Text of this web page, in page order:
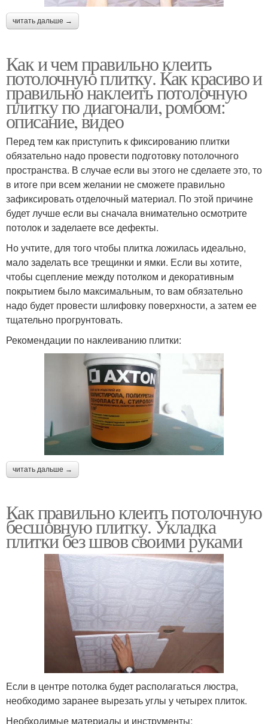
читать дальше →
Как и чем правильно клеить
потолочную плитку. Как красиво и
правильно наклеить потолочную
плитку по диагонали, ромбом:
описание, видео
Перед тем как приступить к фиксированию плитки
обязательно надо провести подготовку потолочного
пространства. В случае если вы этого не сделаете это, то
в итоге при всем желании не сможете правильно
зафиксировать отделочный материал. По этой причине
будет лучше если вы сначала внимательно осмотрите
потолок и заделаете все дефекты.
Но учтите, для того чтобы плитка ложилась идеально,
мало заделать все трещинки и ямки. Если вы хотите,
чтобы сцепление между потолком и декоративным
покрытием было максимальным, то вам обязательно
надо будет провести шлифовку поверхности, а затем ее
тщательно прогрунтовать.
Рекомендации по наклеиванию плитки:
читать дальше →
Как правильно клеить потолочную
бесшовную плитку. Укладка
плитки без швов своими руками
Если в центре потолка будет располагаться люстра,
необходимо заранее вырезать углы у четырех плиток.
Необходимые материалы и инструменты: